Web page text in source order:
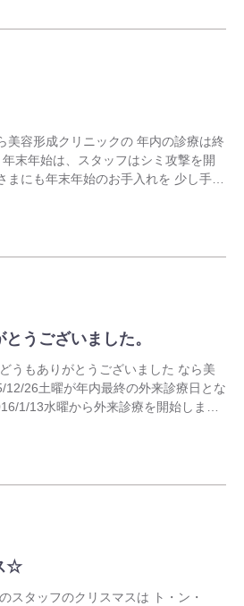
美容形成クリニックの 年内の診療は終
末年始は、スタッフはシミ攻撃を開
まにも年末年始のお手入れを 少し手を
うございました。
うもありがとうございました なら美
12/26土曜が年内最終の外来診療日とな
1/13水曜から外来診療を開始しま
☆
スタッフのクリスマスは ト・ン・